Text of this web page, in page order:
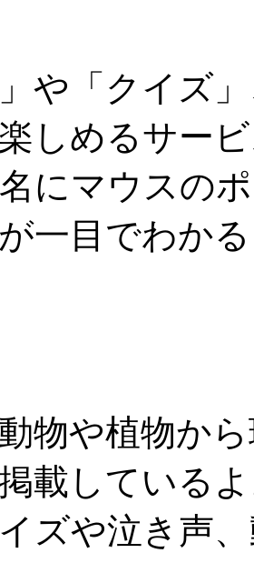
」や「クイズ
しめるサー
にマウスの
一目でわか
物や植物か
載している
ズや泣き声